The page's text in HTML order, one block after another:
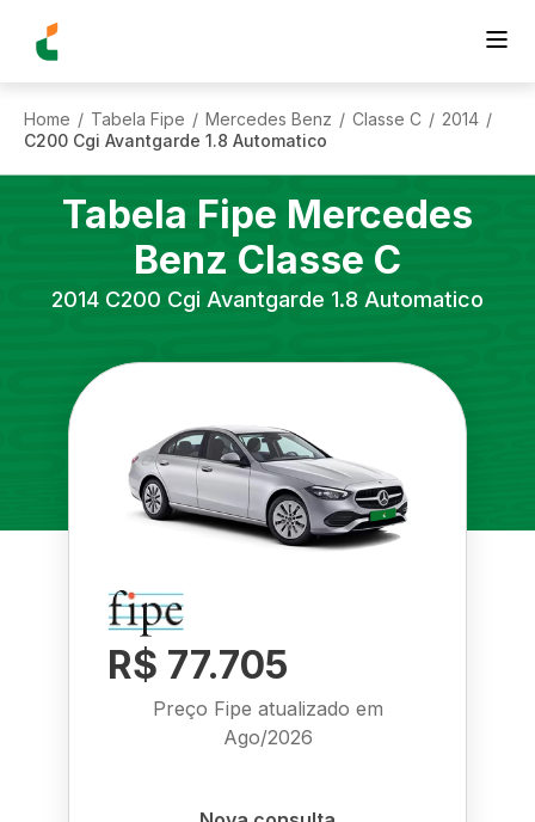
Home / Tabela Fipe / Mercedes Benz / Classe C / 2014 /
C200 Cgi Avantgarde 1.8 Automatico
Tabela Fipe Mercedes
Benz Classe C
2014 C200 Cgi Avantgarde 1.8 Automatico
R$ 77.705
Preço Fipe atualizado em
Ago/2026